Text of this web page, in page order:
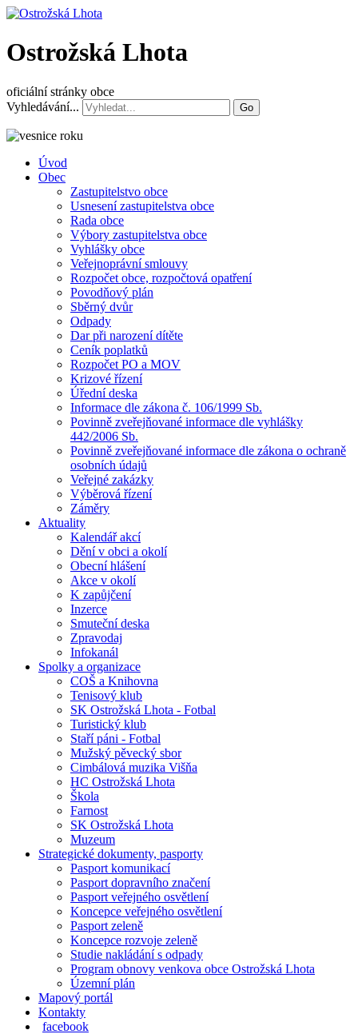
Ostrožská Lhota
oficiální stránky obce
Vyhledávání...
Go
Úvod
Obec
Zastupitelstvo obce
Usnesení zastupitelstva obce
Rada obce
Výbory zastupitelstva obce
Vyhlášky obce
Veřejnoprávní smlouvy
Rozpočet obce, rozpočtová opatření
Povodňový plán
Sběrný dvůr
Odpady
Dar při narození dítěte
Ceník poplatků
Rozpočet PO a MOV
Krizové řízení
Úřední deska
Informace dle zákona č. 106/1999 Sb.
Povinně zveřejňované informace dle vyhlášky
442/2006 Sb.
Povinně zveřejňované informace dle zákona o ochraně
osobních údajů
Veřejné zakázky
Výběrová řízení
Záměry
Aktuality
Kalendář akcí
Dění v obci a okolí
Obecní hlášení
Akce v okolí
K zapůjčení
Inzerce
Smuteční deska
Zpravodaj
Infokanál
Spolky a organizace
COŠ a Knihovna
Tenisový klub
SK Ostrožská Lhota - Fotbal
Turistický klub
Staří páni - Fotbal
Mužský pěvecký sbor
Cimbálová muzika Višňa
HC Ostrožská Lhota
Škola
Farnost
SK Ostrožská Lhota
Muzeum
Strategické dokumenty, pasporty
Pasport komunikací
Pasport dopravního značení
Pasport veřejného osvětlení
Koncepce veřejného osvětlení
Pasport zeleně
Koncepce rozvoje zeleně
Studie nakládání s odpady
Program obnovy venkova obce Ostrožská Lhota
Územní plán
Mapový portál
Kontakty
facebook